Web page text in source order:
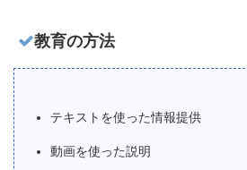
教育の方法
テキストを使った情報提供
動画を使った説明